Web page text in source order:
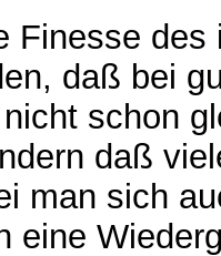
Finesse
daß bei
schon
daß
man sich
eine